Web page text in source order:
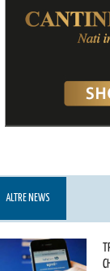
ALTRE NEWS